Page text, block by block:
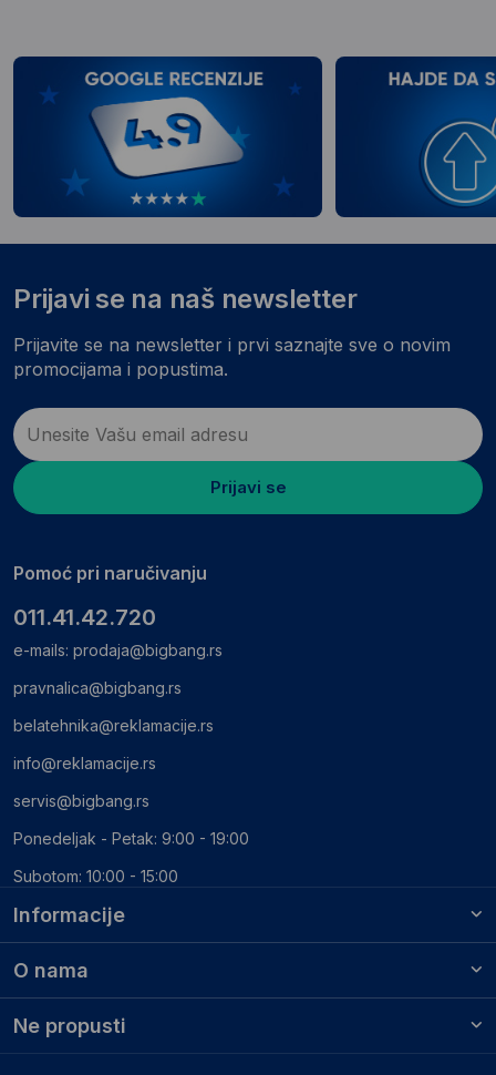
Informacije
O nama
Ne propusti
Prijavi se na naš newsletter
Prijavite se na newsletter i prvi saznajte sve o novim
promocijama i popustima.
Prijavi se
Pomoć pri naručivanju
011.41.42.720
e-mails: prodaja@bigbang.rs
pravnalica@bigbang.rs
belatehnika@reklamacije.rs
info@reklamacije.rs
servis@bigbang.rs
Ponedeljak - Petak: 9:00 - 19:00
Subotom: 10:00 - 15:00